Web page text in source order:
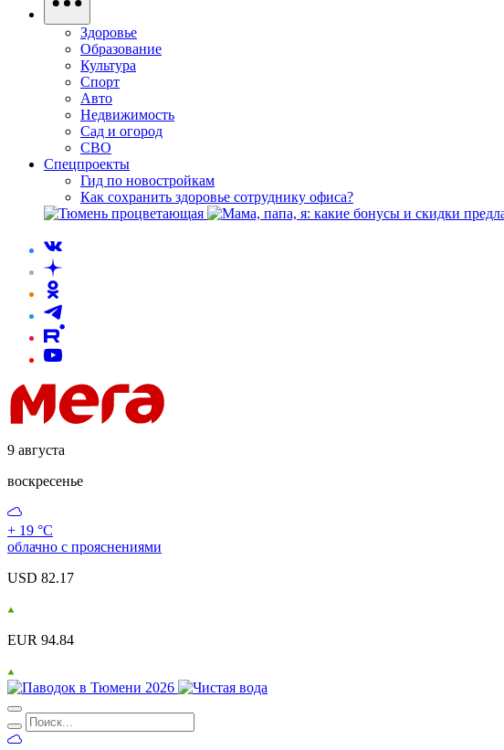
Здоровье
Образование
Культура
Спорт
Авто
Недвижимость
Сад и огород
СВО
Спецпроекты
Гид по новостройкам
Как сохранить здоровье сотруднику офиса?
9 августа
воскресенье
+ 19 °С
облачно с прояснениями
USD 82.17
EUR 94.84